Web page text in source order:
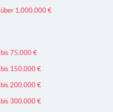
über 1.000.000 €
bis 75.000 €
bis 150.000 €
bis 200.000 €
bis 300.000 €